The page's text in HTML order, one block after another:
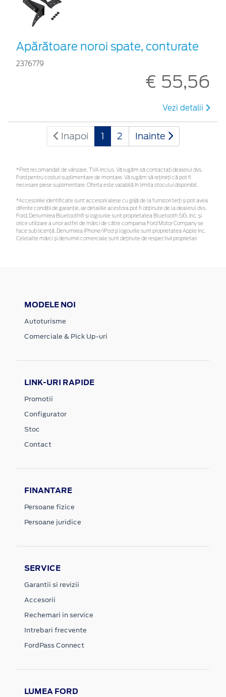
Apărătoare noroi spate, conturate
2376779
€ 55,56
Vezi detalii
Inapoi 1 2 Inainte
*Preţ recomandat de vânzare, TVA inclus. Vă rugăm să contactaţi dealerul dvs.
Ford pentru costuri suplimentare de montare. Vă rugăm să rețineți că pot fi
necesare piese suplimentare. Oferta este valabilă în limita stocului disponibil.
*Accesoriile identificate sunt accesorii alese cu grijă de la furnizori terți și pot avea
diferite condiții de garanție, iar detaliile acestora pot fi obținute de la dealerul dvs.
Ford. Denumirea Bluetooth® și logourile sunt proprietatea Bluetooth SIG, Inc. și
orice utilizare a unor astfel de mărci de către compania Ford Motor Company se
face sub licență. Denumirea iPhone/iPod și logourile sunt proprietatea Apple Inc.
Celelalte mărci și denumiri comerciale sunt deținute de respectivii proprietari
MODELE NOI
Autoturisme
Comerciale & Pick Up-uri
LINK-URI RAPIDE
Promotii
Configurator
Stoc
Contact
FINANTARE
Persoane fizice
Persoane juridice
SERVICE
Garantii si revizii
Accesorii
Rechemari in service
Intrebari frecvente
FordPass Connect
LUMEA FORD